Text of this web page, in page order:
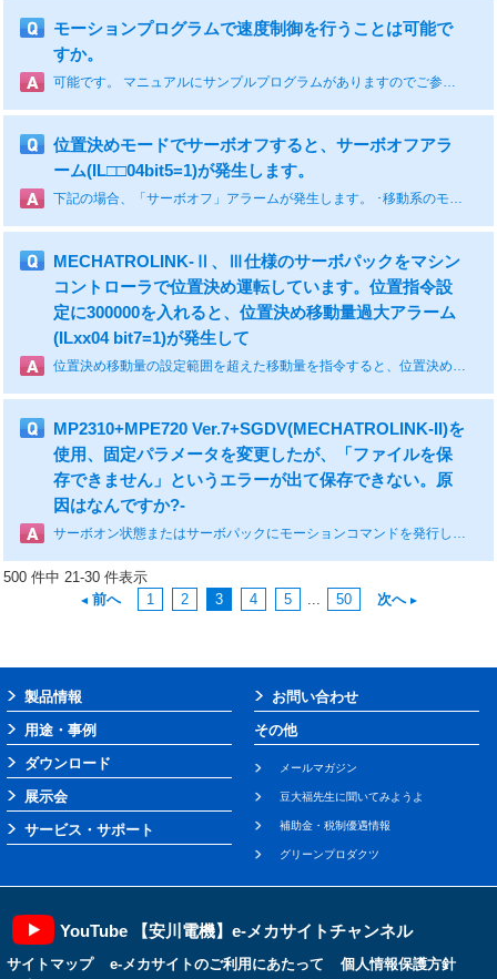
モーションプログラムで速度制御を行うことは可能で
すか。
可能です。 マニュアルにサンプルプログラムがありますのでご参照ください。 ■MP2000シリーズの場合 付録B.3(モーションプログラムで速度制御を行う) https://www.e-mechatronics.com/download/manual/download.html?qCategory=%E3%82%B3%E3%83%B3%E3%83%88%E3%83%AD%E3%83%BC%E3%83%A9&qLang=en&qTarget=731 ■MP3000シリーズの場合 付録B.3(モーションプログラムで速度制御を行う) https://www.e-mechatronics.com/download/manual/download.html?qCategory=%E3%82%B3%E3%83%B3%E3%83%88%E3%83%AD%E3%83%BC%E3%83%A9&qLang=en&qTarget=1174
位置決めモードでサーボオフすると、サーボオフアラ
ーム(IL□□04bit5=1)が発生します。
下記の場合、「サーボオフ」アラームが発生します。 ･移動系のモーションコマンドを発行状態でサーボオフする。 ･サーボオフ状態で移動系のモーションコマンドを発行する。 移動系モーションコマンドの正しい制御シーケンスは サーボオン→モーションコマンドを発行→モーションコマンドを0(NOP)→サーボオフとなります。
MECHATROLINK-Ⅱ、Ⅲ仕様のサーボパックをマシン
コントローラで位置決め運転しています。位置指令設
定に300000を入れると、位置決め移動量過大アラーム
(ILxx04 bit7=1)が発生して
位置決め移動量の設定範囲を超えた移動量を指令すると、位置決め移動量過大アラームが発生します。パルスに換算した移動量が31bit以下になるよう設定してください。 なお、その他のモーションアラームに関しては、以下マニュアルを参照ください。 ■MECHATROLINK-Ⅱの場合 4.4.3章(4)アラーム https://www.e-mechatronics.com/download/manual/download.html?qCategory=%E3%82%B3%E3%83%B3%E3%83%88%E3%83%AD%E3%83%BC%E3%83%A9&qLang=en&qTarget=1186 ■MECHATROLINK-Ⅲの場合 3.4.3章モニタパラメータ詳細（アラーム） https://www.e-mechatronics.com/download/manual/download.html?qCategory=%E3%82%B3%E3%83%B3%E3%83%88%E3%83%AD%E3%83%BC%E3%83%A9&qLang=en&qTarget=1161
MP2310+MPE720 Ver.7+SGDV(MECHATROLINK-II)を
使用、固定パラメータを変更したが、「ファイルを保
存できません」というエラーが出て保存できない。原
因はなんですか?-
サーボオン状態またはサーボパックにモーションコマンドを発行している場合は書き込みができません。原因は特定できませんが上記になっていないかを確認ください。
500 件中 21-30 件表示
前へ
1 2 3 4 5 ... 50 次へ
製品情報
用途・事例
ダウンロード
展示会
サービス・サポート
お問い合わせ
その他
メールマガジン
豆大福先生に聞いてみようよ
補助金・税制優遇情報
グリーンプロダクツ
YouTube 【安川電機】e-メカサイトチャンネル
サイトマップ e-メカサイトのご利用にあたって
個人情報保護方針